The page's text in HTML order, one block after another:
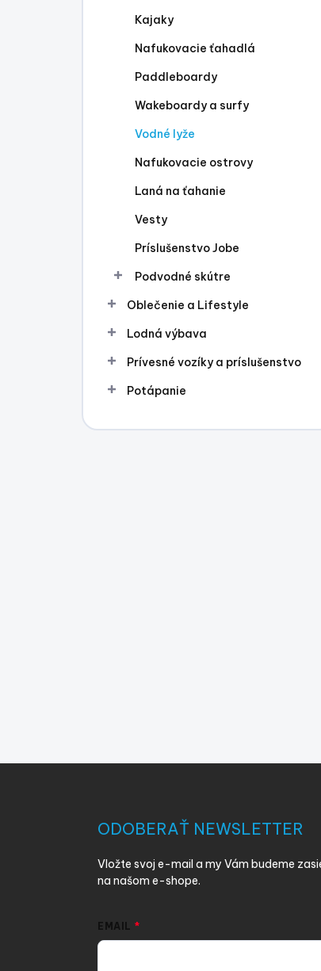
Kajaky
Nafukovacie ťahadlá
Paddleboardy
Wakeboardy a surfy
Vodné lyže
Nafukovacie ostrovy
Laná na ťahanie
Vesty
Príslušenstvo Jobe
Podvodné skútre
Oblečenie a Lifestyle
Lodná výbava
Prívesné vozíky a príslušenstvo
Potápanie
ODOBERAŤ NEWSLETTER
Vložte svoj e-mail a my Vám budeme
na našom e-shope.
EMAIL